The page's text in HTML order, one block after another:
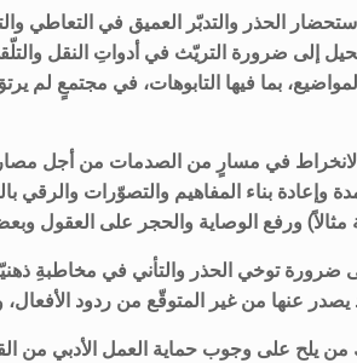
الحذر والتدبّر العميق في التعاطي
يحيل إلى ضرورة التريّث في أدواتِ النقل
بما فيها التابوهات، في مجتمعٍ لم
في مسارٍ من الصدمات من أجل
وإعادة بناء المفاهيم والتصوّرات والرقي
مثالاً) ورفع الوصاية والحجر على العقول
توخي الحذر والتأني في مخاطبةِ
يصدر عنها من غير المتوقّع من ردود
على وجوب حماية العمل الأدبي من القبح